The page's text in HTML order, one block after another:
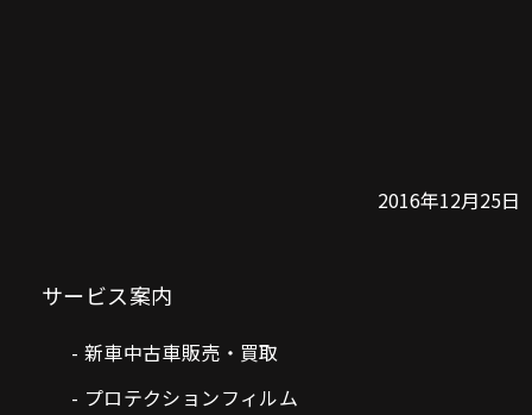
2016年12月25日
サービス案内
新車中古車販売・買取
プロテクションフィルム